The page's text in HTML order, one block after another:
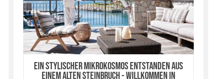
Ein stylischer Mikrokosmos entstanden aus
einem alten Steinbruch - willkommen in